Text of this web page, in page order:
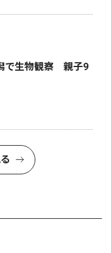
で生物観察 親子9